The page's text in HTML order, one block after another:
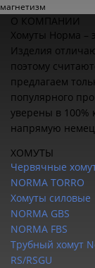
магнетизм
О КОМПАНИИ
Хомуты Норма –
Изделия
поэтому
предлагаем
популярного
уверены в 100%
напрямую
ХОМУТЫ
Червячные
NORMA TORRO
Хомуты силовые
NORMA GBS
NORMA FBS
Трубный хомут
RS/RSGU